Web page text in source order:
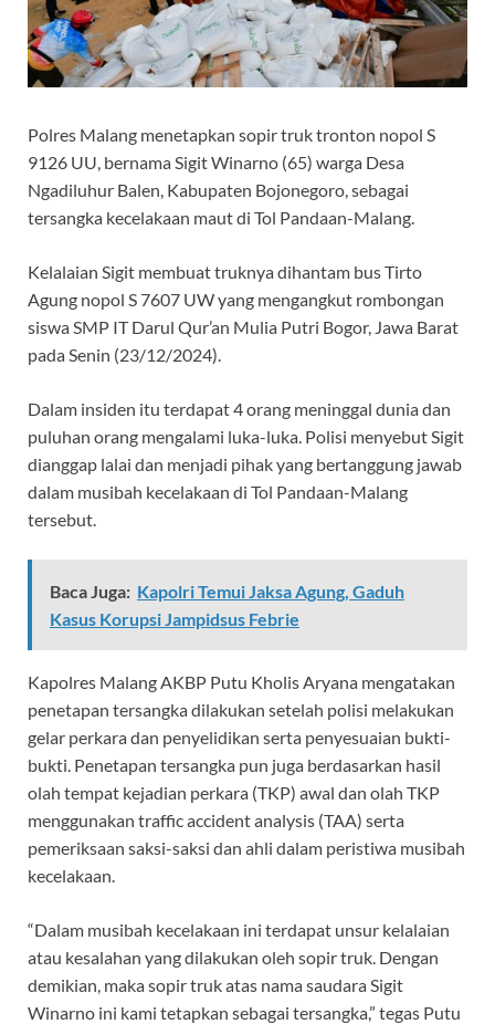
Polres Malang menetapkan sopir truk tronton nopol S
9126 UU, bernama Sigit Winarno (65) warga Desa
Ngadiluhur Balen, Kabupaten Bojonegoro, sebagai
tersangka kecelakaan maut di Tol Pandaan-Malang.
Kelalaian Sigit membuat truknya dihantam bus Tirto
Agung nopol S 7607 UW yang mengangkut rombongan
siswa SMP IT Darul Qur’an Mulia Putri Bogor, Jawa Barat
pada Senin (23/12/2024).
Dalam insiden itu terdapat 4 orang meninggal dunia dan
puluhan orang mengalami luka-luka. Polisi menyebut Sigit
dianggap lalai dan menjadi pihak yang bertanggung jawab
dalam musibah kecelakaan di Tol Pandaan-Malang
tersebut.
Baca Juga: Kapolri Temui Jaksa Agung, Gaduh
Kasus Korupsi Jampidsus Febrie
Kapolres Malang AKBP Putu Kholis Aryana mengatakan
penetapan tersangka dilakukan setelah polisi melakukan
gelar perkara dan penyelidikan serta penyesuaian bukti-
bukti. Penetapan tersangka pun juga berdasarkan hasil
olah tempat kejadian perkara (TKP) awal dan olah TKP
menggunakan traffic accident analysis (TAA) serta
pemeriksaan saksi-saksi dan ahli dalam peristiwa musibah
kecelakaan.
“Dalam musibah kecelakaan ini terdapat unsur kelalaian
atau kesalahan yang dilakukan oleh sopir truk. Dengan
demikian, maka sopir truk atas nama saudara Sigit
Winarno ini kami tetapkan sebagai tersangka,” tegas Putu